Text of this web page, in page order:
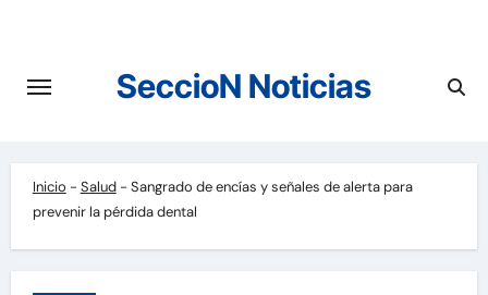
contenido
SeccioN Noticias
Inicio - Salud- Sangrado de encías y señales de alerta para
prevenir la pérdida dental